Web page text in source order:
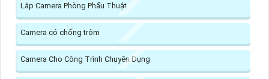
Lắp Camera Phòng Phẩu Thuật
Camera có chống trộm
Camera Cho Công Trình Chuyên Dụng